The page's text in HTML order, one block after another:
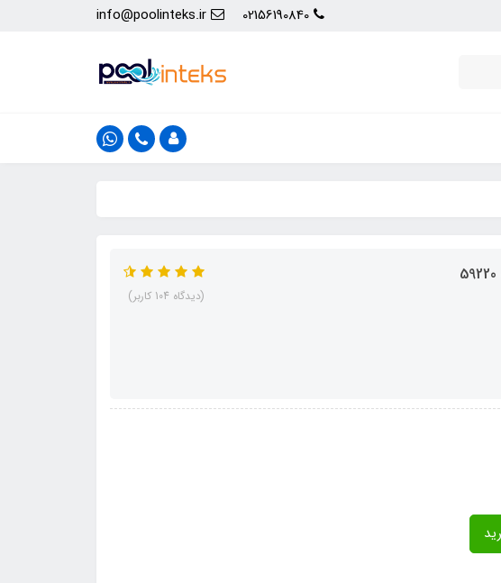
02156190840
info@poolinteks.ir
(دیدگاه 104 کاربر)